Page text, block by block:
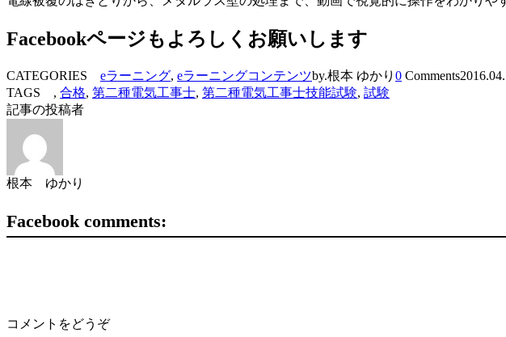
Facebookページもよろしくお願いします
CATEGORIES eラーニング, eラーニングコンテンツby.根本 ゆかり 0 Comments
TAGS , 合格, 第二種電気工事士, 第二種電気工事士技能試験, 試験
記事の投稿者
根本 ゆかり
Facebook comments:
コメントをどうぞ